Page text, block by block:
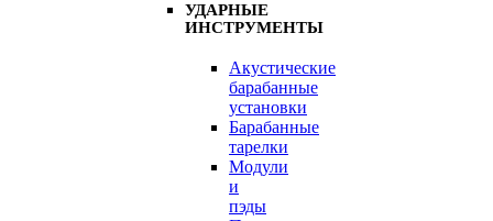
УДАРНЫЕ
ИНСТРУМЕНТЫ
Акустические
барабанные
установки
Барабанные
тарелки
Модули
и
пэды